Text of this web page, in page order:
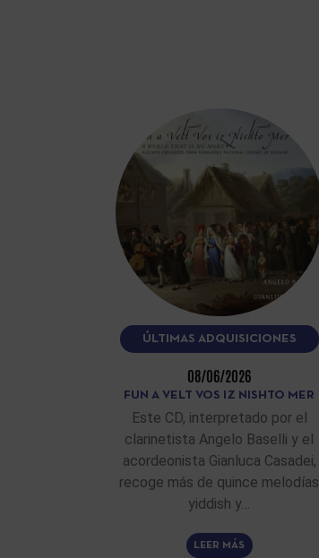
ÚLTIMAS ADQUISICIONES
08/06/2026
FUN A VELT VOS IZ NISHTO MER
Este CD, interpretado por el
clarinetista Angelo Baselli y el
acordeonista Gianluca Casadei,
recoge más de quince melodías
yiddish y…
LEER MÁS